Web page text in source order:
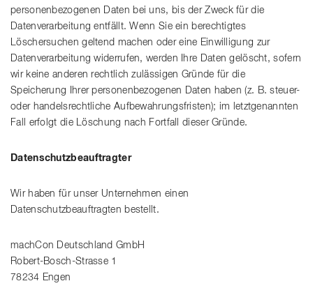
personenbezogenen Daten bei uns, bis der Zweck für die
Datenverarbeitung entfällt. Wenn Sie ein berechtigtes
Löschersuchen geltend machen oder eine Einwilligung zur
Datenverarbeitung widerrufen, werden Ihre Daten gelöscht, sofern
wir keine anderen rechtlich zulässigen Gründe für die
Speicherung Ihrer personenbezogenen Daten haben (z. B. steuer-
oder handelsrechtliche Aufbewahrungsfristen); im letztgenannten
Fall erfolgt die Löschung nach Fortfall dieser Gründe.
Datenschutzbeauftragter
Wir haben für unser Unternehmen einen
Datenschutzbeauftragten bestellt.
machCon Deutschland GmbH
Robert-Bosch-Strasse 1
78234 Engen